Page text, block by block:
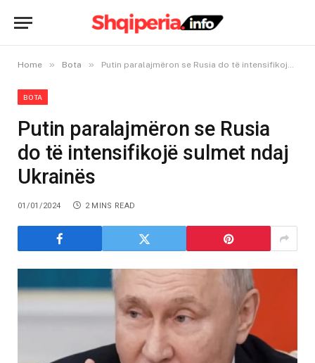
Home » Bota » Putin paralajmëron se Rusia do të intensifikojë sulmet ndaj Ukrainës
BOTA
Putin paralajmëron se Rusia
do të intensifikojë sulmet ndaj
Ukrainës
01/01/2024 2 MINS READ